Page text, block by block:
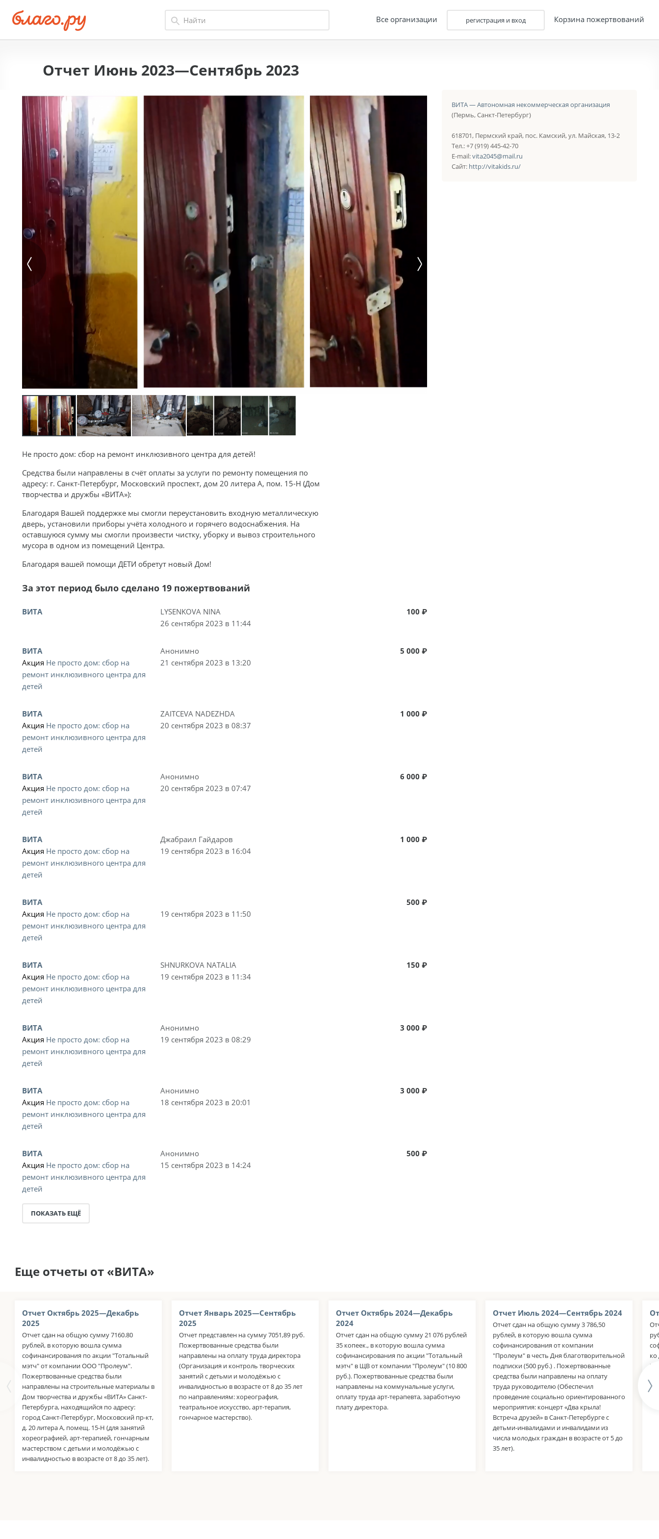
Все организации регистрация и вход Корзина пожертвований
Отчет Июнь 2023—Сентябрь 2023
Не просто дом: сбор на ремонт инклюзивного центра для детей!
Средства были направлены в счёт оплаты за услуги по ремонту помещения по
адресу: г. Санкт-Петербург, Московский проспект, дом 20 литера А, пом. 15-Н (Дом
творчества и дружбы «ВИТА»):
Благодаря Вашей поддержке мы смогли переустановить входную металлическую
дверь, установили приборы учёта холодного и горячего водоснабжения. На
оставшуюся сумму мы смогли произвести чистку, уборку и вывоз строительного
мусора в одном из помещений Центра.
Благодаря вашей помощи ДЕТИ обретут новый Дом!
За этот период было сделано 19 пожертвований
ВИТА
LYSENKOVA NINA
26 сентября 2023 в 11:44
100 ₽
ВИТА
Акция Не просто дом: сбор на
ремонт инклюзивного центра для
детей
Анонимно
21 сентября 2023 в 13:20
5 000 ₽
ВИТА
Акция Не просто дом: сбор на
ремонт инклюзивного центра для
детей
ZAITCEVA NADEZHDA
20 сентября 2023 в 08:37
1 000 ₽
ВИТА
Акция Не просто дом: сбор на
ремонт инклюзивного центра для
детей
Анонимно
20 сентября 2023 в 07:47
6 000 ₽
ВИТА
Акция Не просто дом: сбор на
ремонт инклюзивного центра для
детей
Джабраил Гайдаров
19 сентября 2023 в 16:04
1 000 ₽
ВИТА
Акция Не просто дом: сбор на
ремонт инклюзивного центра для
детей
19 сентября 2023 в 11:50
500 ₽
ВИТА
Акция Не просто дом: сбор на
ремонт инклюзивного центра для
детей
SHNURKOVA NATALIA
19 сентября 2023 в 11:34
150 ₽
ВИТА
Акция Не просто дом: сбор на
ремонт инклюзивного центра для
детей
Анонимно
19 сентября 2023 в 08:29
3 000 ₽
ВИТА
Акция Не просто дом: сбор на
ремонт инклюзивного центра для
детей
Анонимно
18 сентября 2023 в 20:01
3 000 ₽
ВИТА
Акция Не просто дом: сбор на
ремонт инклюзивного центра для
детей
Анонимно
15 сентября 2023 в 14:24
500 ₽
ПОКАЗАТЬ ЕЩЁ
ВИТА — Автономная некоммерческая организация
(Пермь, Санкт-Петербург)
618701, Пермский край, пос. Камский, ул. Майская, 13-2
Тел.: +7 (919) 445-42-70
E-mail:vita2045@mail.ru
Сайт: http://vitakids.ru/
Еще отчеты от «ВИТА»
Отчет Октябрь 2025—Декабрь
2025
Отчет сдан на общую сумму 7160.80
рублей, в которую вошла сумма
софинансирования по акции "Тотальный
мэтч" от компании ООО "Пролеум".
Пожертвованные средства были
направлены на строительные материалы в
Дом творчества и дружбы «ВИТА» Санкт-
Петербурга, находящийся по адресу:
город Санкт-Петербург, Московский пр-кт,
д. 20 литера А, помещ. 15-Н (для занятий
хореографией, арт-терапией, гончарным
мастерством с детьми и молодёжью с
инвалидностью в возрасте от 8 до 35 лет).
Отчет Январь 2025—Сентябрь
2025
Отчет представлен на сумму 7051,89 руб.
Пожертвованные средства были
направлены на оплату труда директора
(Организация и контроль творческих
занятий с детьми и молодёжью с
инвалидностью в возрасте от 8 до 35 лет
по направлениям: хореография,
театральное искусство, арт-терапия,
гончарное мастерство).
Отчет Октябрь 2024—Декабрь
2024
Отчет сдан на общую сумму 21 076 рублей
35 копеек., в которую вошла сумма
софинансирования по акции "Тотальный
мэтч" в ЩВ от компании "Пролеум" (10 800
руб.). Пожертвованные средства были
направлены на коммунальные услуги,
оплату труда арт-терапевта, заработную
плату директора.
Отчет Июль 2024—Сентябрь 2024
Отчет сдан на общую сумму 3 786,50
рублей, в которую вошла сумма
софинансирования от компании
"Пролеум" в честь Дня благотворительной
подписки (500 руб.) . Пожертвованные
средства были направлены на оплату
труда руководителю (Обеспечил
проведение социально ориентированного
мероприятия: концерт «Два крыла!
Встреча друзей» в Санкт-Петербурге с
детьми-инвалидами и инвалидами из
числа молодых граждан в возрасте от 5 до
35 лет).